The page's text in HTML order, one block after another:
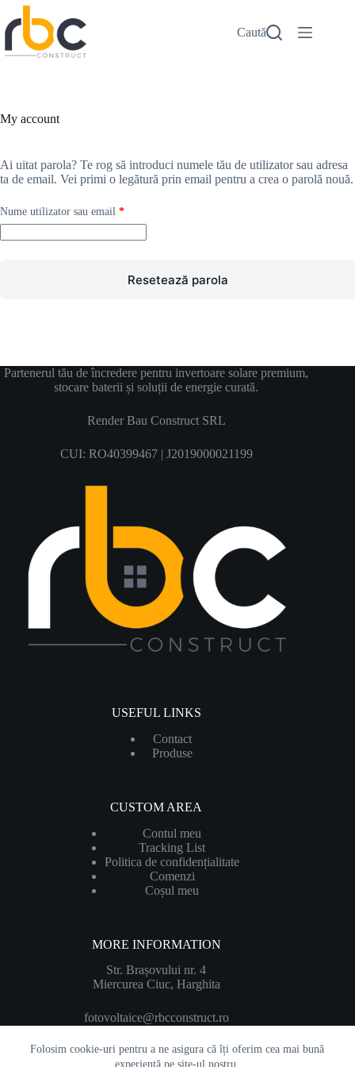
conținut
Folosim cookie-uri pentru a ne asigura că îți oferim cea mai bună
experiență pe site-ul nostru.
Caută
My account
Ai uitat parola? Te rog să introduci numele tău de utilizator sau adresa
ta de email. Vei primi o legătură prin email pentru a crea o parolă nouă.
Nume utilizator sau email *Obligatoriu
Resetează parola
Partenerul tău de încredere pentru invertoare solare premium,
stocare baterii și soluții de energie curată.
Render Bau Construct SRL
CUI: RO40399467 | J2019000021199
USEFUL LINKS
Contact
Produse
CUSTOM AREA
Contul meu
Tracking List
Politica de confidențialitate
Comenzi
Coșul meu
MORE INFORMATION
Str. Brașovului nr. 4
Miercurea Ciuc, Harghita
fotovoltaice@rbcconstruct.ro